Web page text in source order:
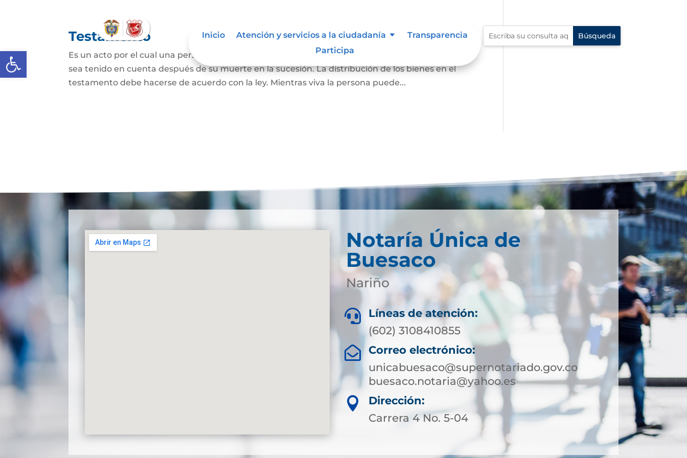
Abrir barra de herramientas
Inicio Atención y servicios a la ciudadanía
Transparencia
Participa
Testamento
Es un acto por el cual una persona dispone de todos o de una parte de sus bienes, para que así
sea tenido en cuenta después de su muerte en la sucesión. La distribución de los bienes en el
testamento debe hacerse de acuerdo con la ley. Mientras viva la persona puede...
Notaría Única de
Buesaco
Nariño

Líneas de atención:
(602) 3108410855

Correo electrónico:
unicabuesaco@supernotariado.gov.co
buesaco.notaria@yahoo.es

Dirección:
Carrera 4 No. 5-04